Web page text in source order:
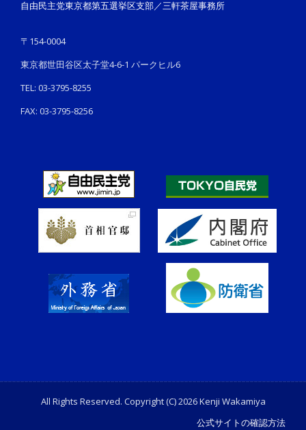
自由民主党東京都第五選挙区支部／三軒茶屋事務所
〒154-0004
東京都世田谷区太子堂4-6-1 パークヒル6
TEL: 03-3795-8255
FAX: 03-3795-8256
All Rights Reserved. Copyright (C) 2026 Kenji Wakamiya
公式サイトの確認方法